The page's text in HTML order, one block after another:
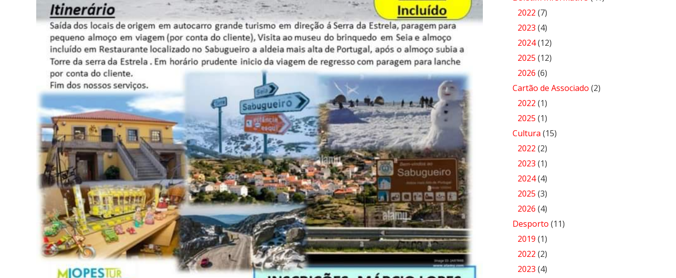
2022 (7)
2023 (4)
2024(12)
2025 (12)
2026 (6)
Cartão de Associado (2)
2022 (1)
2025 (1)
Cultura (15)
2022 (2)
2023 (1)
2024(4)
2025 (3)
2026 (4)
Desporto (11)
2019 (1)
2022 (2)
2023 (4)